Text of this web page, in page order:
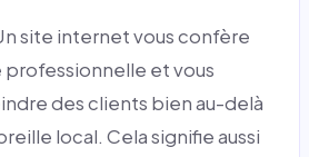
site internet vous confère
et vous
des clients bien au-delà
local. Cela signifie aussi